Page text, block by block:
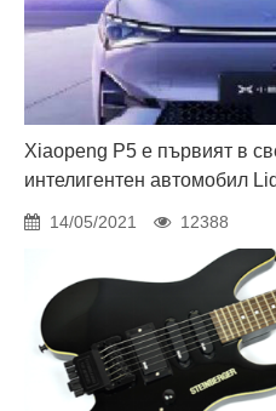
Xiaopeng P5 е първият в
интелигентен автомобил
14/05/2021 12388